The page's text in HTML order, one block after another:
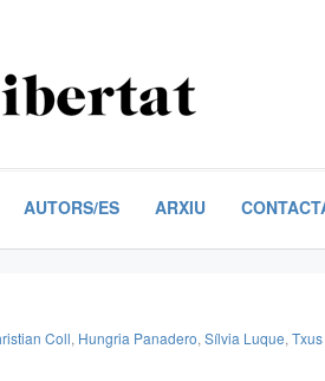
AUTORS/ES ARXIU
Coll, Hungria Panadero, Sílvia Luque,